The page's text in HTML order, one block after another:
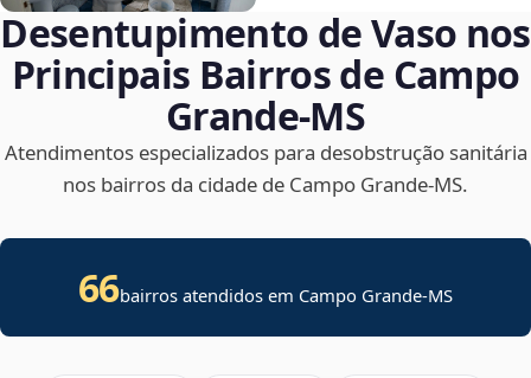
Desentupimento de Vaso nos
Principais Bairros de Campo
Grande‑MS
Atendimentos especializados para desobstrução sanitária
nos bairros da cidade de Campo Grande‑MS.
66bairros atendidos em Campo Grande-MS